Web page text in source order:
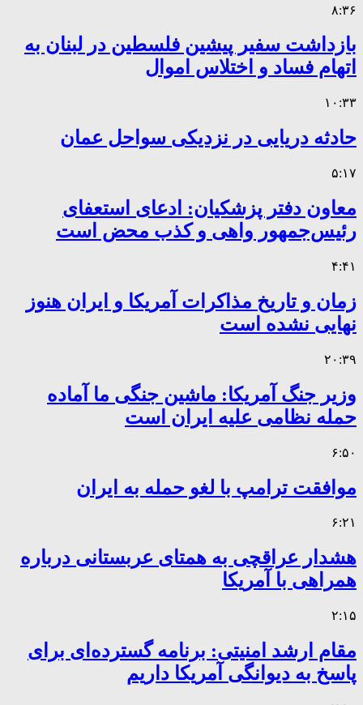
۸:۳۶
بازداشت سفیر پیشین فلسطین در لبنان به
اتهام فساد و اختلاس اموال
۱۰:۳۳
حادثه دریایی در نزدیکی سواحل عمان
۵:۱۷
معاون دفتر پزشکیان: ادعای استعفای
رئیس‌جمهور واهی و کذب محض است
۴:۴۱
زمان و تاریخ مذاکرات آمریکا و ایران هنوز
نهایی نشده است
۲۰:۳۹
وزیر جنگ آمریکا: ماشین جنگی ما آماده
حمله نظامی علیه ایران است
۶:۵۰
موافقت ترامپ با لغو حمله به ایران
۶:۲۱
هشدار عراقچی به همتای عربستانی درباره
همراهی با آمریکا
۲:۱۵
مقام ارشد امنیتی: برنامه گسترده‌ای برای
پاسخ به دیوانگی آمریکا داریم